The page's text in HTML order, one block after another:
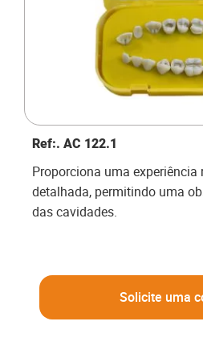
Ref:. AC 122.1
Proporciona uma experiência
detalhada, permitindo uma
das cavidades.
Solicite uma